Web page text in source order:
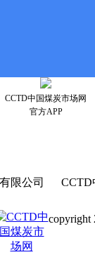
CCTD中国煤炭市场网
官方APP
有限公司
copyright